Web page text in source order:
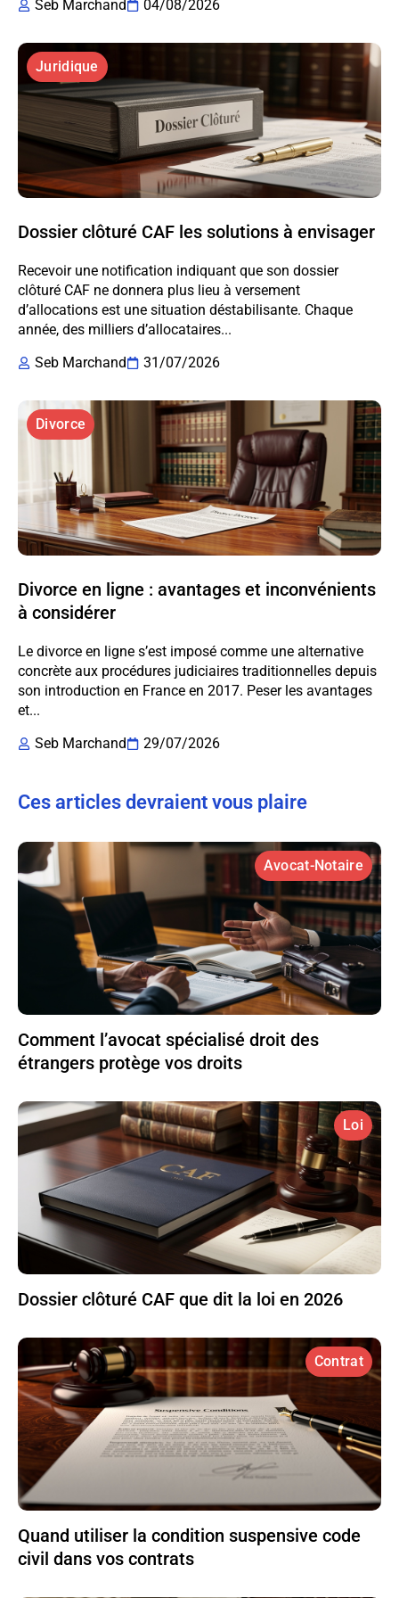
Seb Marchand 04/08/2026
Juridique
Dossier clôturé CAF les solutions à envisager
Recevoir une notification indiquant que son dossier
clôturé CAF ne donnera plus lieu à versement
d’allocations est une situation déstabilisante. Chaque
année, des milliers d’allocataires...
Seb Marchand
31/07/2026
Divorce
Divorce en ligne : avantages et inconvénients
à considérer
Le divorce en ligne s’est imposé comme une alternative
concrète aux procédures judiciaires traditionnelles depuis
son introduction en France en 2017. Peser les avantages
et...
Seb Marchand
29/07/2026
Ces articles devraient vous plaire
Avocat-Notaire
Comment l’avocat spécialisé droit des
étrangers protège vos droits
Loi
Dossier clôturé CAF que dit la loi en 2026
Contrat
Quand utiliser la condition suspensive code
civil dans vos contrats